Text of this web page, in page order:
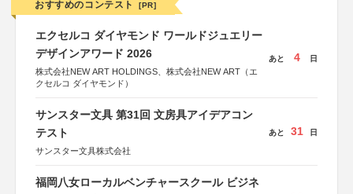
おすすめのコンテスト [PR]
エクセルコ ダイヤモンド ワールドジュエリー
デザインアワード 2026
株式会社NEW ART HOLDINGS、株式会社NEW ART（エ
クセルコ ダイヤモンド）
あと 4 日
サンスター文具 第31回 文房具アイデアコン
テスト
サンスター文具株式会社
あと 31 日
福岡八女ローカルベンチャースクール ビジネ